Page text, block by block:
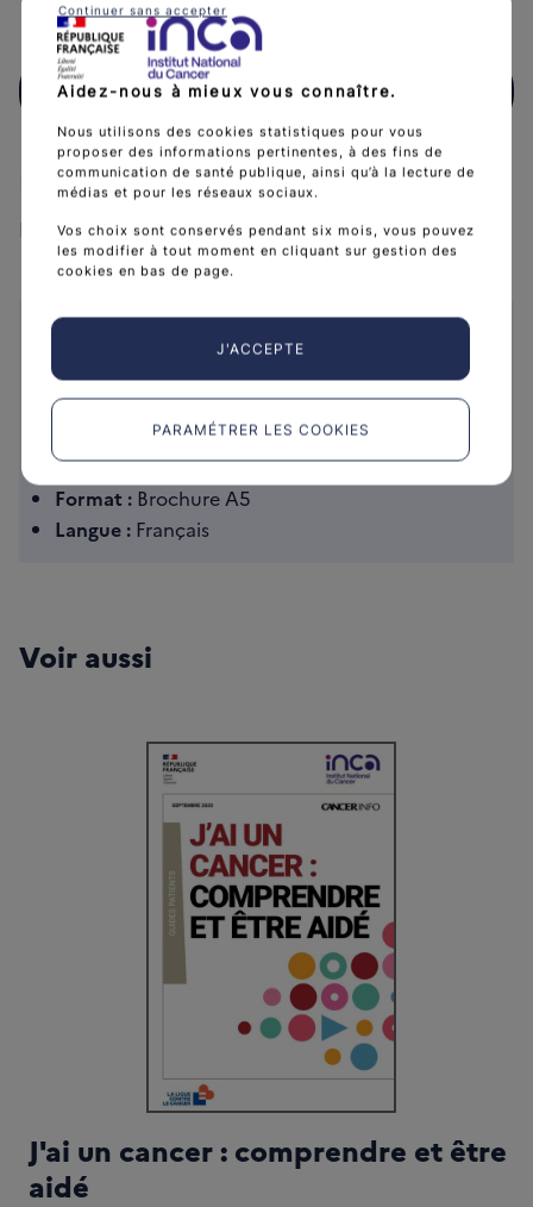
Télécharger(1 MB)
Télécharger FSOINCORP24_Prendre soin de soi et de
Partenaires
La Ligue contre le cancer
Caractéristiques
Collection :Guides patients
Public :Personnes malades / Proches aidants
Date de publication : 1 juillet 2024
Référence :FSOINCORP24
Format : Brochure A5
Langue : Français
Voir aussi
pendant et après un cancer (octobre 2023) (PDF - 3
J'ai un cancer : comprendre et être
aidé
Aidez-nous à mieux vous connaître.
Nous utilisons des cookies statistiques pour vous
proposer des informations pertinentes, à des fins de
communication de santé publique, ainsi qu’à la lecture de
médias et pour les réseaux sociaux.
Vos choix sont conservés pendant six mois, vous pouvez
les modifier à tout moment en cliquant sur gestion des
cookies en bas de page.
J'ACCEPTE
PARAMÉTRER LES COOKIES
Continuer sans accepter